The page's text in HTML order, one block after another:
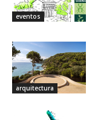
eventos
arquitectura